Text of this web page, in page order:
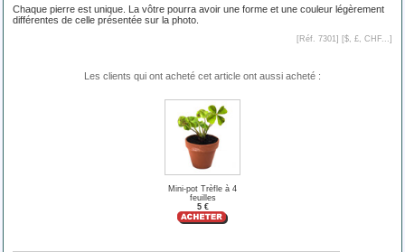
Chaque pierre est unique. La vôtre pourra avoir une forme et une couleur légèrement
différentes de celle présentée sur la photo.
[Réf. 7301] [$, £, CHF...]
Les clients qui ont acheté cet article ont aussi acheté :
Mini-pot Trèfle à 4
feuilles
5 €